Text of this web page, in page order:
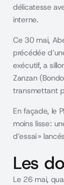
délicatesse
interne.
Ce 30 mai,
précédée
exécutif, a
Zanzan
transmettant
En façade, le
moins lisse :
d’essai »
Les
Le 26 mai,